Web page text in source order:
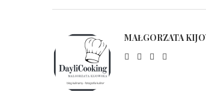
MAŁGORZATA